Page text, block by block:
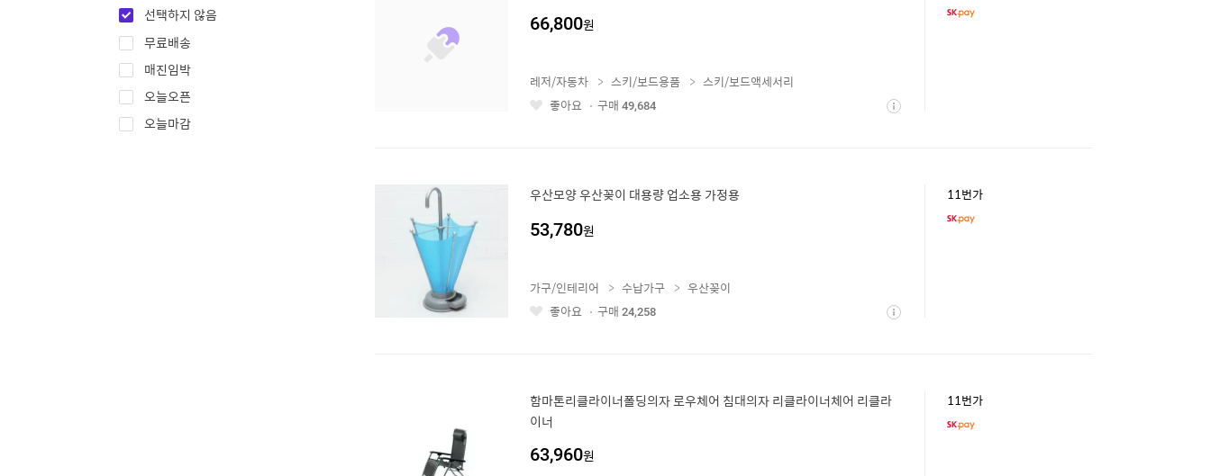
선택하지 않음
무료배송
매진임박
오늘오픈
오늘마감
66,800원
좋 상
레저/자동차 스키/보드용품
스키/보드액세서리
좋아요
구매 49,684
우산모양 우산꽂이 대용량 업소용 가정용
53,780원
11번가
좋 상
가구/인테리어 수납가구
우산꽂이
좋아요
구매 24,258
함마톤리클라이너폴딩의자 로우체어 침대의자 리클라이너체어 리클라
이너
63,960원
11번가